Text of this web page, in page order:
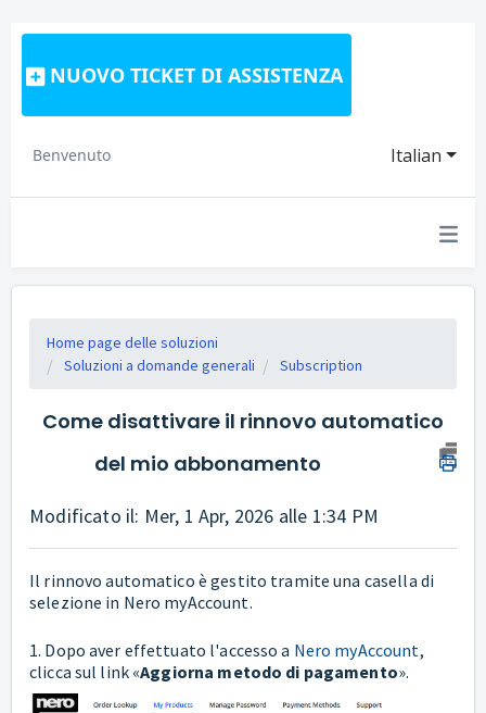
NUOVO TICKET DI ASSISTENZA
Italian
Benvenuto
Home page delle soluzioni
Soluzioni a domande generali
Subscription
Come disattivare il rinnovo automatico
del mio abbonamento
Modificato il: Mer, 1 Apr, 2026 alle 1:34 PM
Il rinnovo automatico è gestito tramite una casella di
selezione in Nero myAccount.
1. Dopo aver effettuato l'accesso a Nero myAccount,
clicca sul link «Aggiorna metodo di pagamento».